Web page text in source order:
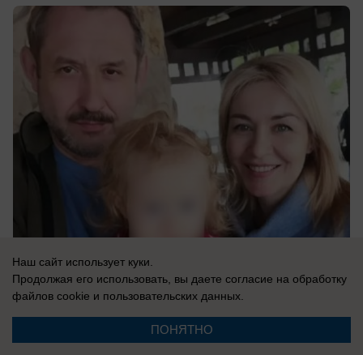
Новости СМИ2
Наш сайт использует куки.
Продолжая его использовать, вы даете согласие на обработку
файлов cookie и пользовательских данных.
ПОНЯТНО